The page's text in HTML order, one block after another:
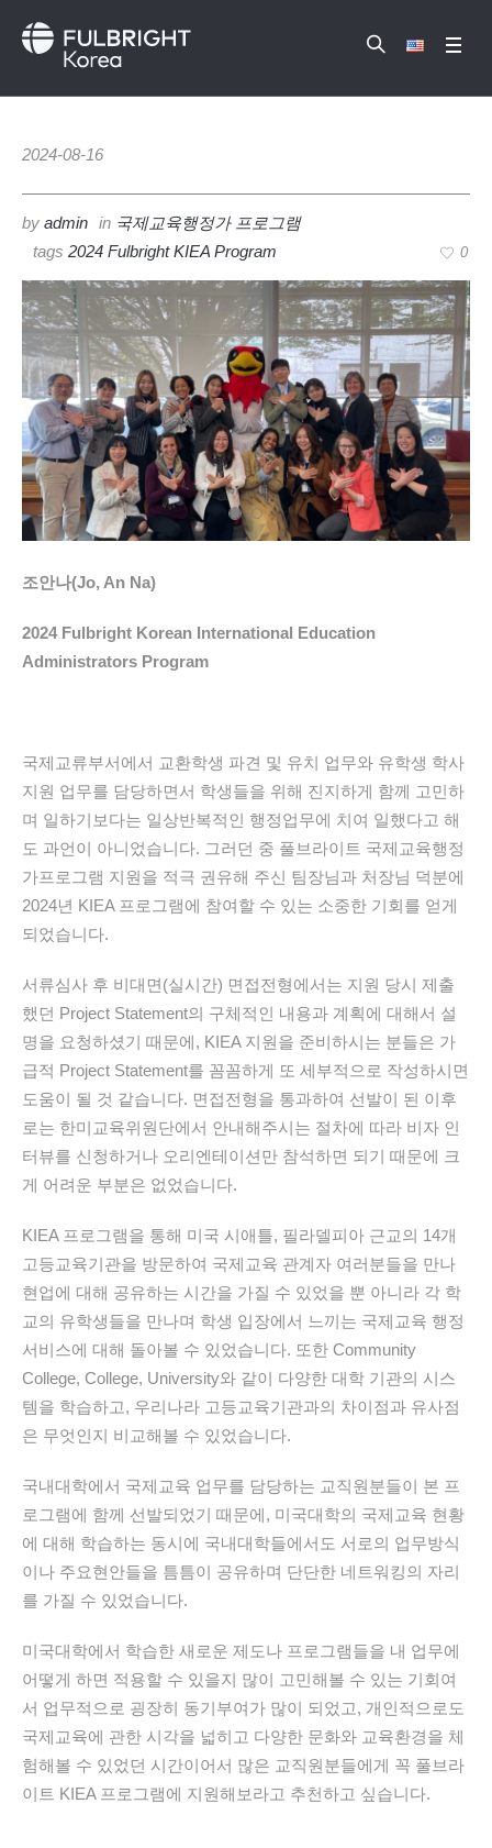
2024-08-16
by admin in 국제교육행정가 프로그램
tags 2024 Fulbright KIEA Program 0
조안나(Jo, An Na)
2024 Fulbright Korean International Education
Administrators Program
국제교류부서에서 교환학생 파견 및 유치 업무와 유학생 학사
지원 업무를 담당하면서 학생들을 위해 진지하게 함께 고민하
며 일하기보다는 일상반복적인 행정업무에 치여 일했다고 해
도 과언이 아니었습니다. 그러던 중 풀브라이트 국제교육행정
가프로그램 지원을 적극 권유해 주신 팀장님과 처장님 덕분에
2024년 KIEA 프로그램에 참여할 수 있는 소중한 기회를 얻게
되었습니다.
서류심사 후 비대면(실시간) 면접전형에서는 지원 당시 제출
했던 Project Statement의 구체적인 내용과 계획에 대해서 설
명을 요청하셨기 때문에, KIEA 지원을 준비하시는 분들은 가
급적 Project Statement를 꼼꼼하게 또 세부적으로 작성하시면
도움이 될 것 같습니다. 면접전형을 통과하여 선발이 된 이후
로는 한미교육위원단에서 안내해주시는 절차에 따라 비자 인
터뷰를 신청하거나 오리엔테이션만 참석하면 되기 때문에 크
게 어려운 부분은 없었습니다.
KIEA 프로그램을 통해 미국 시애틀, 필라델피아 근교의 14개
고등교육기관을 방문하여 국제교육 관계자 여러분들을 만나
현업에 대해 공유하는 시간을 가질 수 있었을 뿐 아니라 각 학
교의 유학생들을 만나며 학생 입장에서 느끼는 국제교육 행정
서비스에 대해 돌아볼 수 있었습니다. 또한 Community
College, College, University와 같이 다양한 대학 기관의 시스
템을 학습하고, 우리나라 고등교육기관과의 차이점과 유사점
은 무엇인지 비교해볼 수 있었습니다.
국내대학에서 국제교육 업무를 담당하는 교직원분들이 본 프
로그램에 함께 선발되었기 때문에, 미국대학의 국제교육 현황
에 대해 학습하는 동시에 국내대학들에서도 서로의 업무방식
이나 주요현안들을 틈틈이 공유하며 단단한 네트워킹의 자리
를 가질 수 있었습니다.
미국대학에서 학습한 새로운 제도나 프로그램들을 내 업무에
어떻게 하면 적용할 수 있을지 많이 고민해볼 수 있는 기회여
서 업무적으로 굉장히 동기부여가 많이 되었고, 개인적으로도
국제교육에 관한 시각을 넓히고 다양한 문화와 교육환경을 체
험해볼 수 있었던 시간이어서 많은 교직원분들에게 꼭 풀브라
이트 KIEA 프로그램에 지원해보라고 추천하고 싶습니다.